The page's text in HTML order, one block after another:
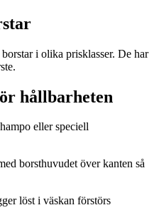
i olika prisklasser. De har
hållbarheten
eller speciell
borsthuvudet över kanten så
löst i väskan förstörs